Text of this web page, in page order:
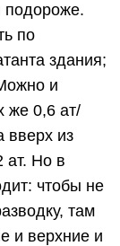
подороже.
по
здания;
и
же 0,6 ат/
вверх из
ат. Но в
чтобы не
там
и верхние и